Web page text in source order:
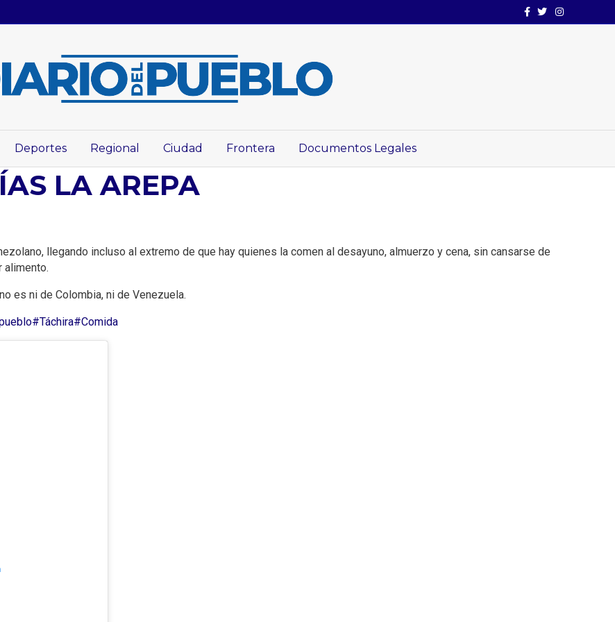
Facebook
TwitterInstagram
Deportes Regional Ciudad Frontera Documentos Legales
LA AREPA
llegando incluso al extremo de que hay quienes la comen al desayuno, almuerzo y cena, sin cansarse de
alimento.
es ni de Colombia, ni de Venezuela.
#Táchira#Comida